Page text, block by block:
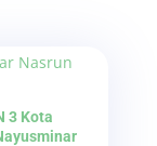
3 Kota